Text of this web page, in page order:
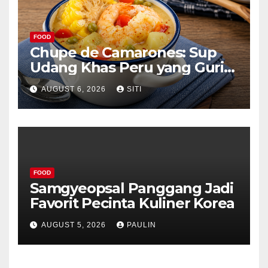
FOOD
Chupe de Camarones: Sup
Udang Khas Peru yang Gurih
Lezat
AUGUST 6, 2026 SITI
FOOD
Samgyeopsal Panggang Jadi
Favorit Pecinta Kuliner Korea
AUGUST 5, 2026 PAULIN